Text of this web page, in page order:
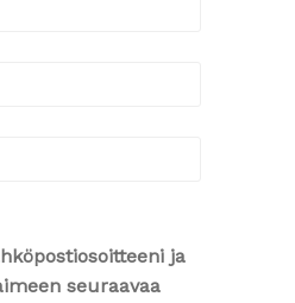
ja
seuraavaa